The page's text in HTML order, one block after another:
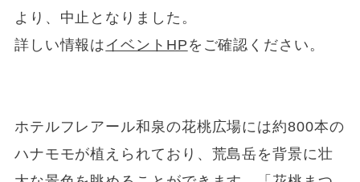
より、中止となりました。
詳しい情報は イベントHP をご確認ください。
ホテルフレアール和泉の花桃広場には約800本の
ハナモモが植えられており、荒島岳を背景に壮